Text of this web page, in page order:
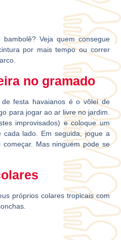
Veja quem consegue
por mais tempo ou correr
no gramado
festa havaianos é o vôlei de
para jogar ao ar livre no jardim.
improvisados) e coloque um
lado. Em seguida, jogue a
Mas ninguém pode se
próprios colares tropicais com